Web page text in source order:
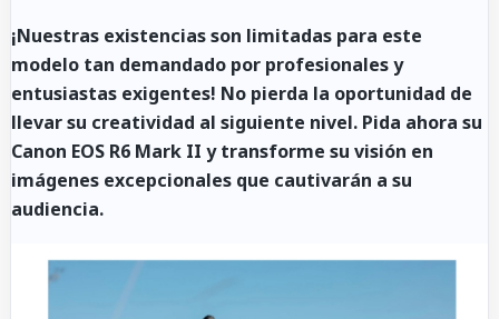
¡Nuestras existencias son limitadas para este
modelo tan demandado por profesionales y
entusiastas exigentes! No pierda la oportunidad de
llevar su creatividad al siguiente nivel. Pida ahora su
Canon EOS R6 Mark II y transforme su visión en
imágenes excepcionales que cautivarán a su
audiencia.